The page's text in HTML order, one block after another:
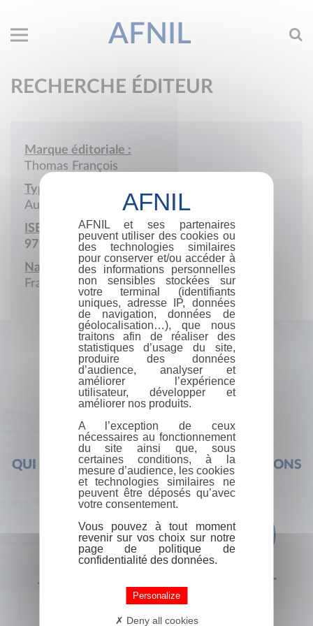
AFNIL
RECHERCHE ÉDITEUR
Marque éditoriale :
Thomas François
Type de société :
Auto-édition
ISBN :
979-10-986401
Nationalité :
France
QUI SOMMES-NOUS ? FOIRE AUX QUESTIONS
+33 (0) 1 44 41 29 19 CONTACT
AFNIL et ses partenaires
peuvent utiliser des cookies ou
des technologies similaires
pour conserver et/ou accéder à
des informations personnelles
non sensibles stockées sur
votre terminal (identifiants
uniques, adresse IP, données
de navigation, données de
géolocalisation…), que nous
traitons afin de réaliser des
statistiques d’usage du site,
produire des données
d’audience, analyser et
améliorer l’expérience
utilisateur, développer et
améliorer nos produits.
A l’exception de ceux
nécessaires au fonctionnement
du site ainsi que, sous
certaines conditions, à la
mesure d’audience, les cookies
et technologies similaires ne
peuvent être déposés qu’avec
votre consentement.
Vous pouvez à tout moment
revenir sur vos choix sur notre
page de politique de
confidentialité des données.
Personalize
Deny all cookies